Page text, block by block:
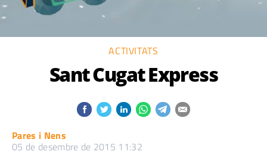
ACTIVITATS
Sant Cugat Express
Pares i Nens
05 de desembre de 2015 11:32